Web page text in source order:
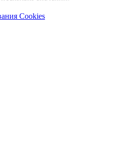
Cookies